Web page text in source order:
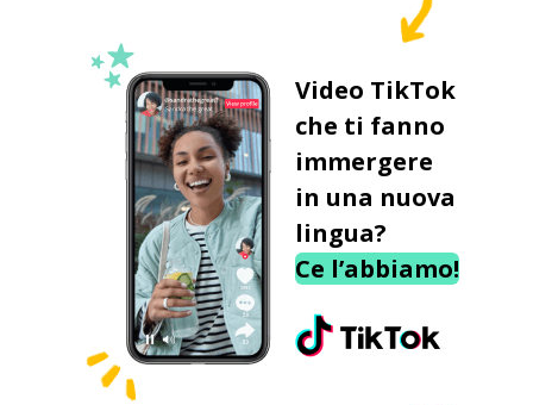
Video TikTok
che ti fanno
immergere
in una nuova
lingua?
Ce l’abbiamo!